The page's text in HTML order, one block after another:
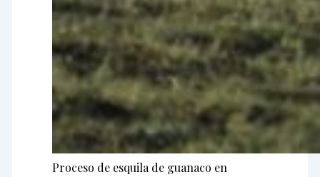
Proceso de esquila de guanaco en